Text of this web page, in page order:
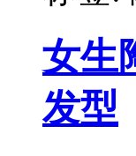
女生
发型